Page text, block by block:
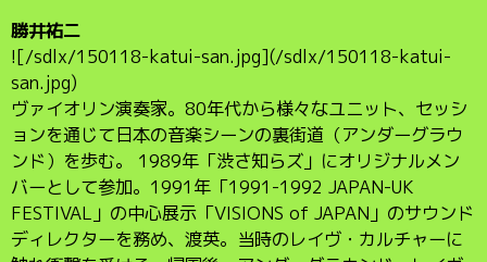
勝井祐二
![/sdlx/150118-katui-san.jpg](/sdlx/150118-katui-
san.jpg)
ヴァイオリン演奏家。80年代から様々なユニット、セッシ
ョンを通じて日本の音楽シーンの裏街道（アンダーグラウ
ンド）を歩む。 1989年「渋さ知らズ」にオリジナルメン
バーとして参加。1991年「1991-1992 JAPAN-UK
FESTIVAL」の中心展示「VISIONS of JAPAN」のサウンド
ディレクターを務め、渡英。当時のレイヴ・カルチャーに